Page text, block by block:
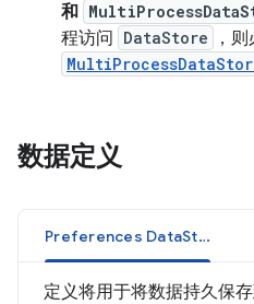
和
程访问
DataStore ，
数据定义
Preferences DataStore
定义将用于将数据持久保存